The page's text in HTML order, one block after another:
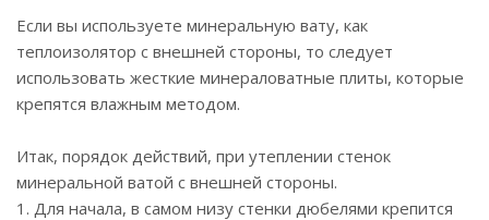
Если вы используете минеральную вату, как
теплоизолятор с внешней стороны, то следует
использовать жесткие минераловатные плиты, которые
крепятся влажным методом.
Итак, порядок действий, при утеплении стенок
минеральной ватой с внешней стороны.
1. Для начала, в самом низу стенки дюбелями крепится